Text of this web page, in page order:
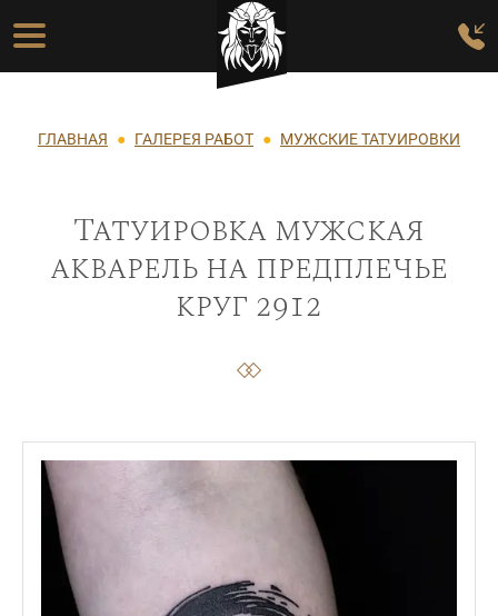
Перейти к основному содержанию
Основная навигация
Строка навигации
ГЛАВНАЯ ГАЛЕРЕЯ РАБОТ МУЖСКИЕ ТАТУИРОВКИ
Татуировка мужская
акварель на предплечье
круг 2912